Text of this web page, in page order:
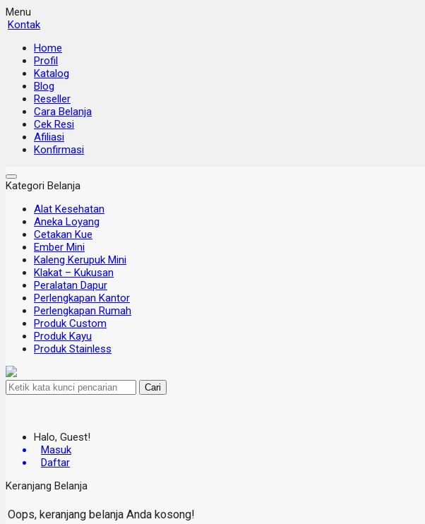
Menu
Kontak
Home
Profil
Katalog
Blog
Reseller
Cara Belanja
Cek Resi
Afiliasi
Konfirmasi
Kategori Belanja
Alat Kesehatan
Aneka Loyang
Cetakan Kue
Ember Mini
Kaleng Kerupuk Mini
Klakat – Kukusan
Peralatan Dapur
Perlengkapan Kantor
Perlengkapan Rumah
Produk Custom
Produk Kayu
Produk Stainless
Cari
Halo, Guest!
Masuk
Daftar
Keranjang Belanja
Oops, keranjang belanja Anda kosong!